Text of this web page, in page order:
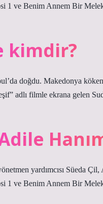
1 ve Benim Annem Bir
kimdir?
doğdu. Makedonya
adlı filmle ekrana gelen
yardımcısı Süeda
1 ve Benim Annem Bir